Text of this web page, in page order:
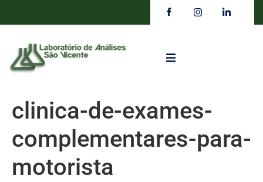
clinica-de-exames-
complementares-para-
motorista